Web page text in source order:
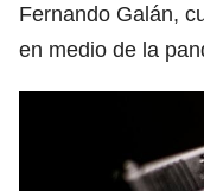
Fernando Galán,
en medio de la